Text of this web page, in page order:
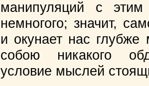
манипуляций с
немногого; значит,
и окунает нас
собою никакого
условие мыслей